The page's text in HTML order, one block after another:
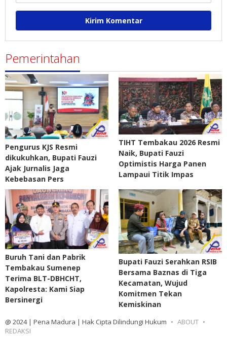
Pemerintahan
Pengurus KJS Resmi
dikukuhkan, Bupati Fauzi
Ajak Jurnalis Jaga
Kebebasan Pers
TIHT Tembakau 2026 Resmi
Naik, Bupati Fauzi
Optimistis Harga Panen
Lampaui Titik Impas
Buruh Tani dan Pabrik
Tembakau Sumenep
Terima BLT-DBHCHT,
Kapolresta: Kami Siap
Bersinergi
Bupati Fauzi Serahkan RSIB
Bersama Baznas di Tiga
Kecamatan, Wujud
Komitmen Tekan
Kemiskinan
@ 2024 | Pena Madura | Hak Cipta Dilindungi Hukum
ABOUT
REDAKSI